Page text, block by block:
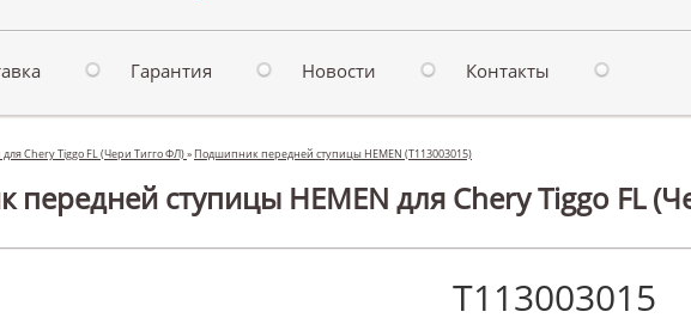
Гарантия Новости Контакты
для Chery Tiggo FL (Чери Тигго ФЛ)» Подшипник передней ступицы HEMEN (T113003015)
ступицы HEMEN для Chery Tiggo FL
T113003015